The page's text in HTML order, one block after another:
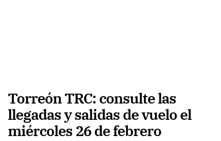
Torreón TRC: consulte las
llegadas y salidas de vuelo el
miércoles 26 de febrero